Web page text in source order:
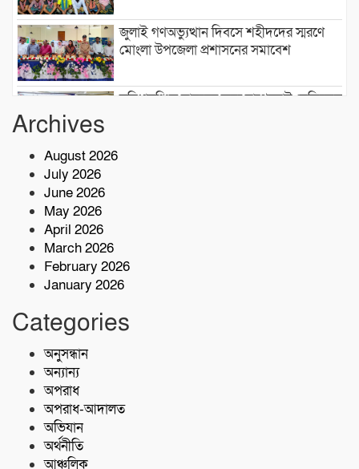
জুলাই গণঅভ্যুত্থান দিবসে শহীদদের স্মরণে
মোংলা উপজেলা প্রশাসনের সমাবেশ
সুবিধাবঞ্চিত মানুষের জন্য বাগেরহাট মেডিকেল
৫ কোটি টাকা মূল্যের ১ কেজি ক্রিস্টাল মেথ
Archives
August 2026
July 2026
June 2026
May 2026
April 2026
March 2026
February 2026
January 2026
Categories
অনুসন্ধান
অন্যান্য
অপরাধ
অপরাধ-আদালত
অভিযান
অর্থনীতি
আঞ্চলিক